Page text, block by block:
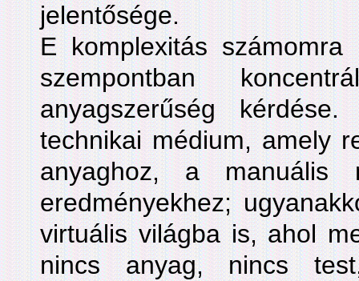
jelentősége.
E komplexitás
szempontban
anyagszerűség
technikai médium, amely
anyaghoz, a manuális
eredményekhez;
virtuális világba is, ahol
nincs anyag, nincs